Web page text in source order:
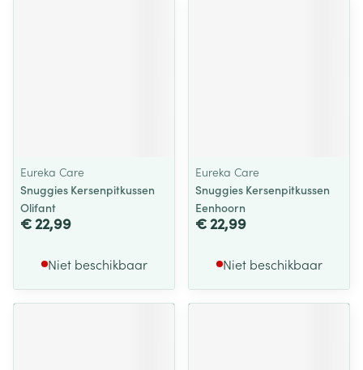
Eureka Care
Snuggies Kersenpitkussen
Olifant
€ 22,99
Niet beschikbaar
Eureka Care
Snuggies Kersenpitkussen
Eenhoorn
€ 22,99
Niet beschikbaar